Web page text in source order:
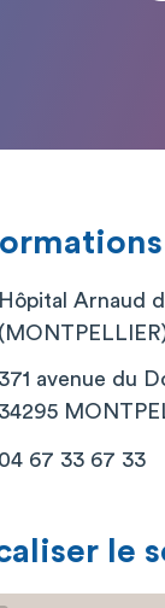
Hôpital Arnaud
371 avenue du
34295
04 67 33 67 33
le